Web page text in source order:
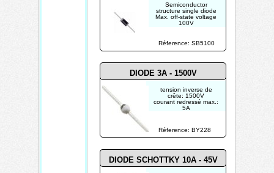
Réference: BY228
Réference: SB5100
Semiconductor
structure single diode
Max. off-state voltage
100V
DIODE 3A - 1500V
DIODE SCHOTTKY 10A - 45V
tension inverse de
crête: 1500V
courant redressé max.:
5A
courant inverse max.
(25°C): 5µA
tension directe max.: